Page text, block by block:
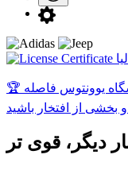
🏆 فقط ۴ دقیقه با عضویت رسمی در باشگاه یوونتوس فاصله
دیگر، قوی تر